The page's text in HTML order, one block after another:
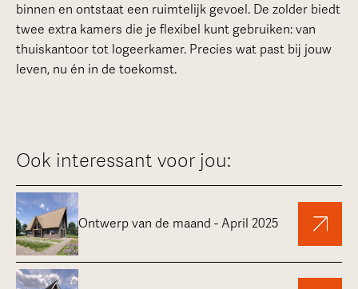
binnen en ontstaat een ruimtelijk gevoel. De zolder biedt
twee extra kamers die je flexibel kunt gebruiken: van
thuiskantoor tot logeerkamer. Precies wat past bij jouw
leven, nu én in de toekomst.
Ook interessant voor jou:
Ontwerp van de maand - April 2025